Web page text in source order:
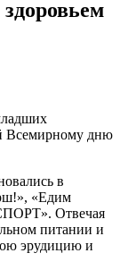
Всемирному дню
в
«Едим
Отвечая
питании и
эрудицию и